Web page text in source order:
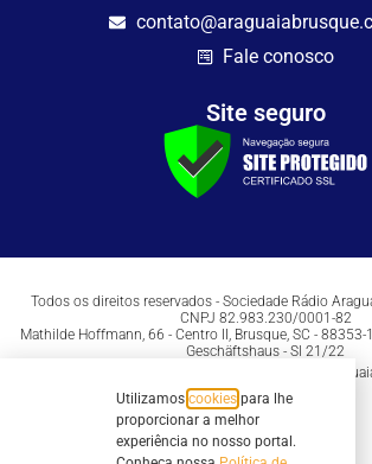
Fale conosco
Site seguro
Todos os direitos reservados - Sociedade Rádio
CNPJ 82.983.230/0001-82
Mathilde Hoffmann, 66 - Centro II, Brusque, SC -
Geschäftshaus - Sl 21/22
Copyright © 2026 | Rádio
Utilizamos cookies para lhe
proporcionar a melhor
experiência no nosso portal.